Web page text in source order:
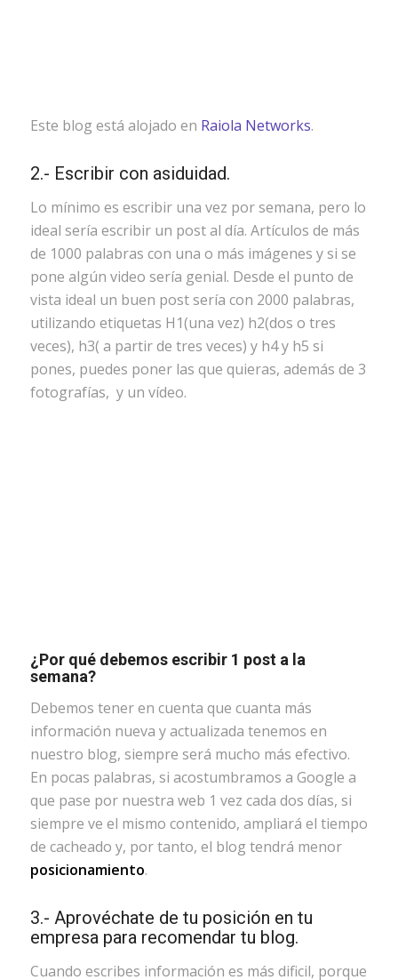
Este blog está alojado en Raiola Networks.
2.- Escribir con asiduidad.
Lo mínimo es escribir una vez por semana, pero lo
ideal sería escribir un post al día. Artículos de más
de 1000 palabras con una o más imágenes y si se
pone algún video sería genial. Desde el punto de
vista ideal un buen post sería con 2000 palabras,
utilizando etiquetas H1(una vez) h2(dos o tres
veces), h3( a partir de tres veces) y h4 y h5 si
pones, puedes poner las que quieras, además de 3
fotografías, y un vídeo.
¿Por qué debemos escribir 1 post a la
semana?
Debemos tener en cuenta que cuanta más
información nueva y actualizada tenemos en
nuestro blog, siempre será mucho más efectivo.
En pocas palabras, si acostumbramos a Google a
que pase por nuestra web 1 vez cada dos días, si
siempre ve el mismo contenido, ampliará el tiempo
de cacheado y, por tanto, el blog tendrá menor
posicionamiento.
3.- Aprovéchate de tu posición en tu
empresa para recomendar tu blog.
Cuando escribes información es más dificil, porque